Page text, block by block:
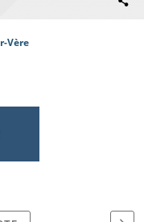
Vère